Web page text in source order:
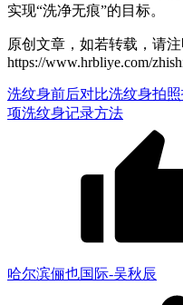
实现“洗净无痕”的目标。
原创文章，如若转载，请注
https://www.hrbliye.com/
洗纹身前后对比洗纹身拍
项洗纹身记录方法
哈尔滨俪也国际-吴秋辰